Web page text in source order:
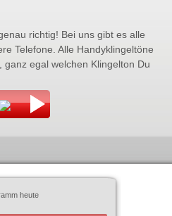
richtig! Bei uns gibt es alle
Telefone. Alle Handyklingeltöne
egal welchen Klingelton Du
heute